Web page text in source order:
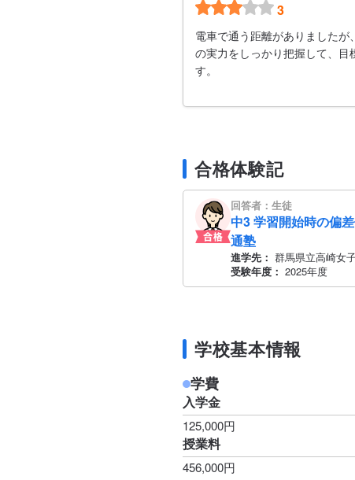
3
電車で通う距離がありました
の実力をしっかり把握して、
す。
合格体験記
回答者：生徒
中3 学習開始時の偏
通塾
進学先： 群馬県立高崎女
受験年度： 2025年度
学校基本情報
学費
入学金
125,000円
授業料
456,000円